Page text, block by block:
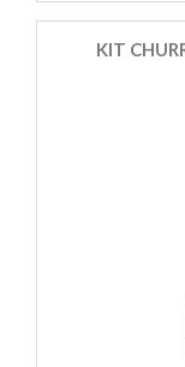
KIT